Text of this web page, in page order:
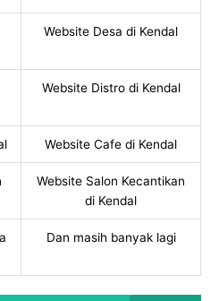
Website Desa di Kendal
Website Distro di Kendal
Website Cafe di Kendal
Website Salon Kecantikan
di Kendal
Dan masih banyak lagi